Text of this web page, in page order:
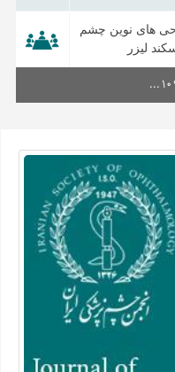
های نوین چشم
لیزر
10
...